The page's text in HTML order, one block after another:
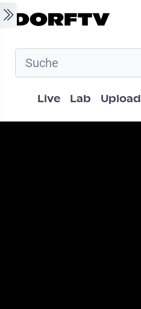
Skip to main content
Hauptnavigation
Live Lab Upload